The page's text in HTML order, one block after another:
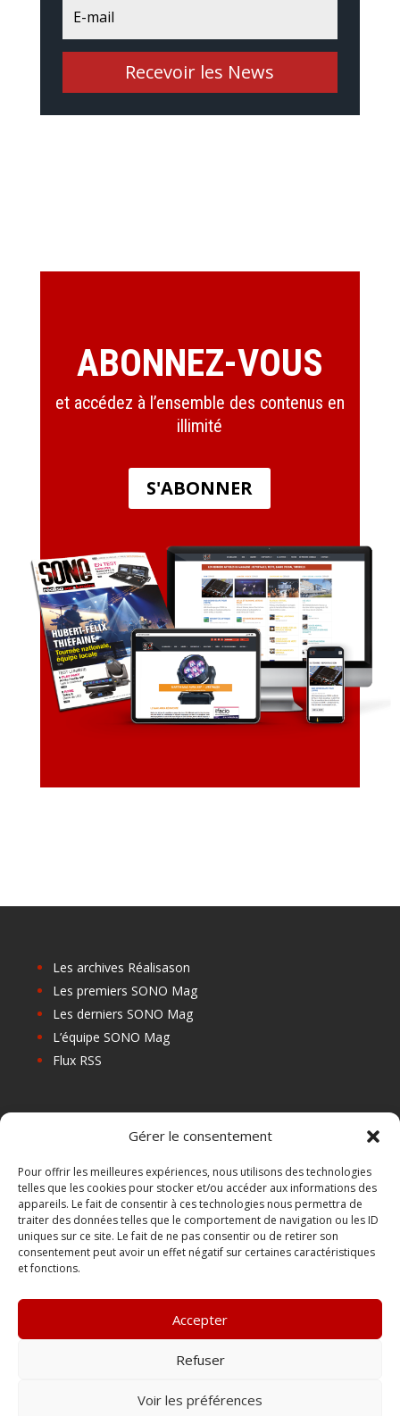
Gérer le consentement
Pour offrir les meilleures expériences, nous utilisons des technologies
telles que les cookies pour stocker et/ou accéder aux informations des
appareils. Le fait de consentir à ces technologies nous permettra de
traiter des données telles que le comportement de navigation ou les ID
uniques sur ce site. Le fait de ne pas consentir ou de retirer son
consentement peut avoir un effet négatif sur certaines caractéristiques
et fonctions.
Accepter
Refuser
Voir les préférences
Recevoir les News
ABONNEZ-VOUS
et accédez à l’ensemble des contenus en
illimité
S'ABONNER
Les archives Réalisason
Les premiers SONO Mag
Les derniers SONO Mag
L’équipe SONO Mag
Flux RSS
Les Centres de Formation
Les Points Relais
Localiser Point Relais
Mon Compte
FAQ
Contact
Conditions Générales de Vente